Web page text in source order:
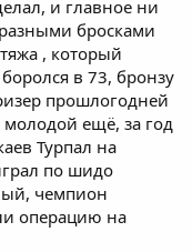
и главное ни
бросками
, который
в 73, бронзу
прошлогодней
молодой ещё, за год
Турпал на
по шидо
чемпион
операцию на